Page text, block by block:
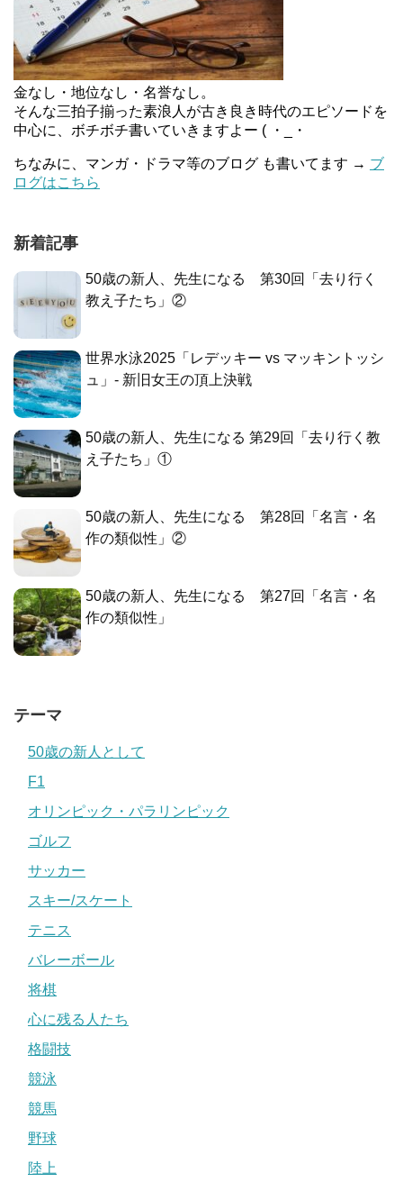
金なし・地位なし・名誉なし。
そんな三拍子揃った素浪人が古き良き時代のエピソードを
中心に、ボチボチ書いていきますよー ( ・_・
ちなみに、マンガ・ドラマ等のブログ も書いてます → ブ
ログはこちら
新着記事
50歳の新人、先生になる 第30回「去り行く
教え子たち」②
世界水泳2025「レデッキー vs マッキントッシ
ュ」- 新旧女王の頂上決戦
50歳の新人、先生になる 第29回「去り行く教
え子たち」①
50歳の新人、先生になる 第28回「名言・名
作の類似性」②
50歳の新人、先生になる 第27回「名言・名
作の類似性」
テーマ
50歳の新人として
F1
オリンピック・パラリンピック
ゴルフ
サッカー
スキー/スケート
テニス
バレーボール
将棋
心に残る人たち
格闘技
競泳
競馬
野球
陸上